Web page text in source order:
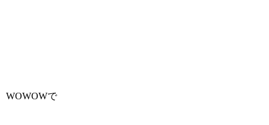
WOWOWで